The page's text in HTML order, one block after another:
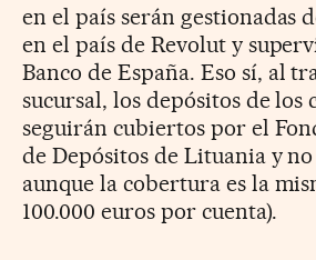
en el país serán gestionadas
en el país de Revolut y
Banco de España. Eso sí, al
sucursal, los depósitos de los
seguirán cubiertos por el
de Depósitos de Lituania y
aunque la cobertura es la
100.000 euros por cuenta).